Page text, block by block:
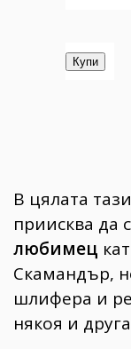
В цялата
приисква да
любимец
Скамандър,
шлифера и
някоя и